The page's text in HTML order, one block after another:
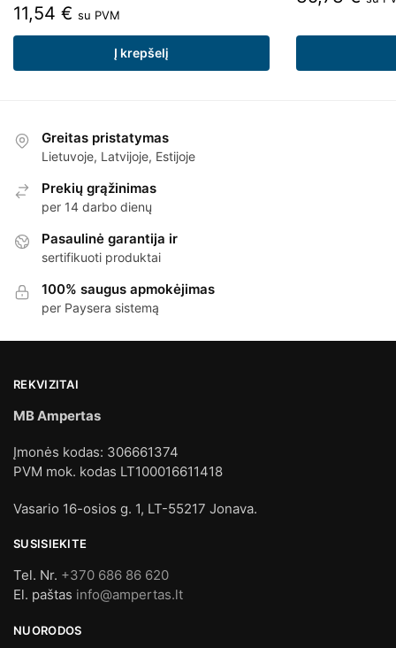
11,54 € su PVM
Į krepšelį
Greitas pristatymas
Lietuvoje, Latvijoje, Estijoje
Prekių grąžinimas
per 14 darbo dienų
Pasaulinė garantija ir
sertifikuoti produktai
100% saugus apmokėjimas
per Paysera sistemą
REKVIZITAI
MB Ampertas
Įmonės kodas: 306661374
PVM mok. kodas LT100016611418
Vasario 16-osios g. 1, LT-55217 Jonava.
SUSISIEKITE
Tel. Nr. +370 686 86 620
El. paštas info@ampertas.lt
NUORODOS